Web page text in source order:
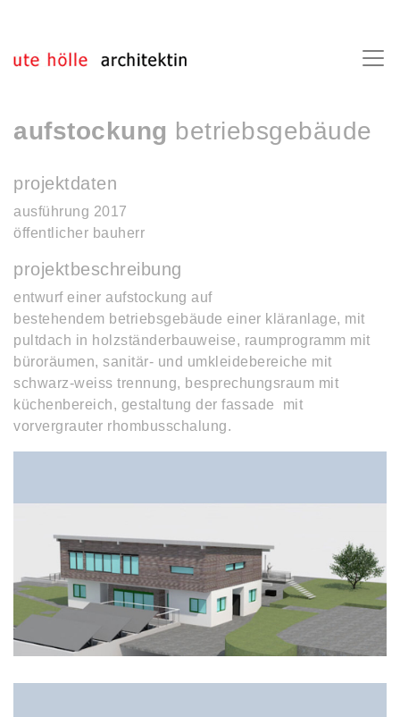
aufstockung betriebsgebäude
projektdaten
ausführung 2017
öffentlicher bauherr
projektbeschreibung
entwurf einer aufstockung auf
bestehendem betriebsgebäude einer kläranlage, mit
pultdach in holzständerbauweise, raumprogramm mit
büroräumen, sanitär- und umkleidebereiche mit
schwarz-weiss trennung, besprechungsraum mit
küchenbereich, gestaltung der fassade mit
vorvergrauter rhombusschalung.